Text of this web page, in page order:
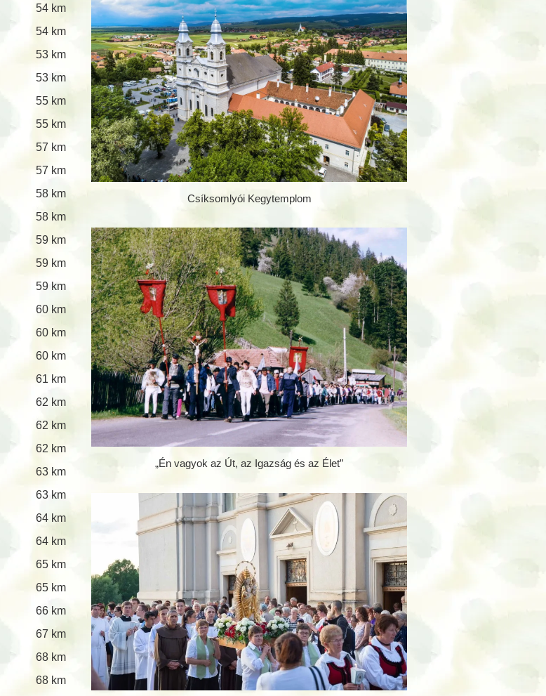
54 km
54 km
53 km
53 km
55 km
55 km
57 km
57 km
58 km
58 km
59 km
59 km
59 km
60 km
60 km
60 km
61 km
62 km
62 km
62 km
63 km
63 km
64 km
64 km
65 km
65 km
66 km
67 km
68 km
68 km
Csíksomlyói Kegytemplom
„Én vagyok az Út, az Igazság és az Élet”